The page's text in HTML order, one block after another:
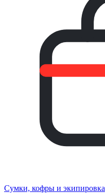
Сумки, кофры и экипировка